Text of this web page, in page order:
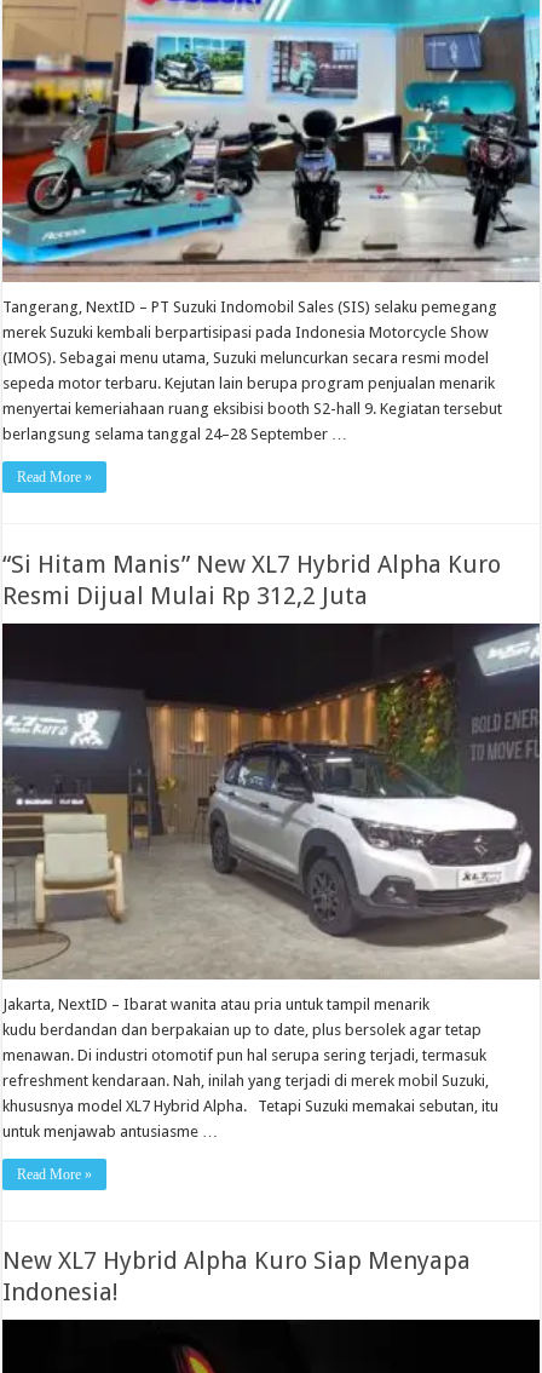
Tangerang, NextID – PT Suzuki Indomobil Sales (SIS) selaku pemegang
merek Suzuki kembali berpartisipasi pada Indonesia Motorcycle Show
(IMOS). Sebagai menu utama, Suzuki meluncurkan secara resmi model
sepeda motor terbaru. Kejutan lain berupa program penjualan menarik
menyertai kemeriahaan ruang eksibisi booth S2-hall 9. Kegiatan tersebut
berlangsung selama tanggal 24–28 September …
Read More »
“Si Hitam Manis” New XL7 Hybrid Alpha Kuro
Resmi Dijual Mulai Rp 312,2 Juta
Jakarta, NextID – Ibarat wanita atau pria untuk tampil menarik
kudu berdandan dan berpakaian up to date, plus bersolek agar tetap
menawan. Di industri otomotif pun hal serupa sering terjadi, termasuk
refreshment kendaraan. Nah, inilah yang terjadi di merek mobil Suzuki,
khususnya model XL7 Hybrid Alpha. Tetapi Suzuki memakai sebutan, itu
untuk menjawab antusiasme …
Read More »
New XL7 Hybrid Alpha Kuro Siap Menyapa
Indonesia!